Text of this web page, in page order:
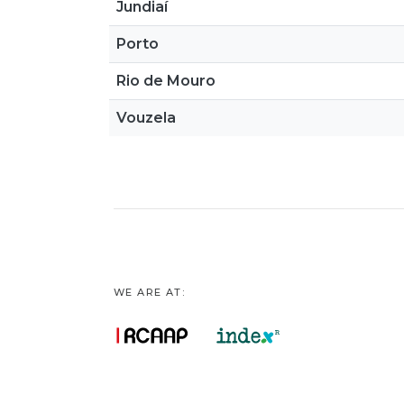
Jundiaí
Porto
Rio de Mouro
Vouzela
WE ARE AT: